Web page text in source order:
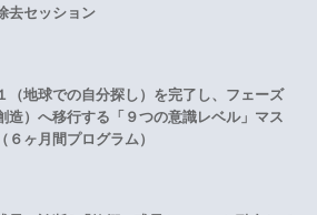
去セッション
（地球での自分探し）を完了し、フェーズ
造）へ移行する「９つの意識レベル」マス
６ヶ月間プログラム）